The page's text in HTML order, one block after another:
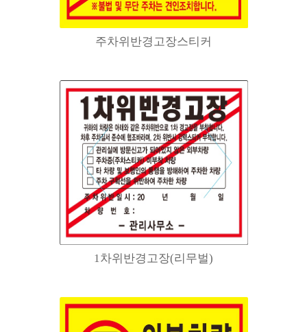
주차위반경고장스티커
1차위반경고장(리무벌)